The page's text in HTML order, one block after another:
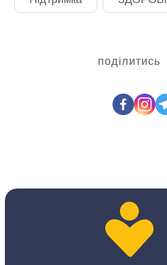
поділитись